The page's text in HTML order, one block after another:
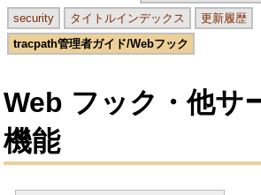
security
タイトルインデックス
更新履歴
tracpath管理者ガイド/Webフック
Web フック・他サ
機能